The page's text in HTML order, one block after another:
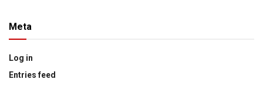
Meta
Log in
Entries feed